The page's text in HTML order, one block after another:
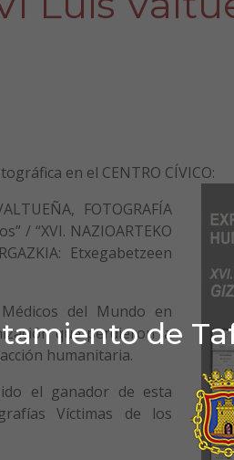
de
en el CENTRO CÍVICO:
FOTOGRAFÍA
/ “XVI. NAZIOARTEKO
Etxegabetzeen
del Mundo en
que perdieron la
humanitaria.
el ganador de esta
Víctimas de los